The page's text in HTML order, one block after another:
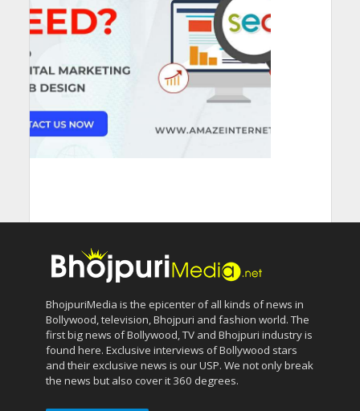
BhojpuriMedia is the epicenter of all kinds of news in
Bollywood, television, Bhojpuri and fashion world. The
first big news of Bollywood, TV and Bhojpuri industry is
found here. Exclusive interviews of Bollywood stars
and their exclusive news is our USP. We not only break
the news but also cover it 360 degrees.